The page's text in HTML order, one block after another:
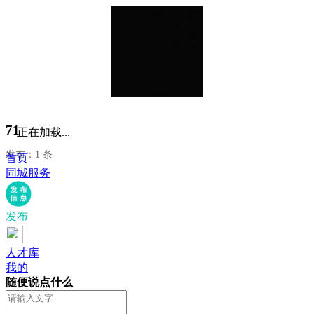
71
发布：1 条
正在加载...
首页
同城服务
发布
人才库
我的
随便说点什么